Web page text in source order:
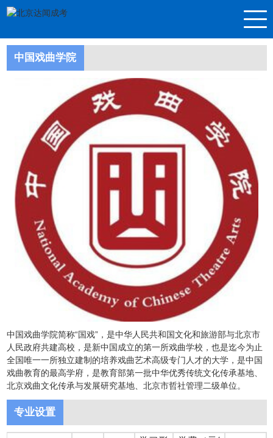
中国戏曲学院
中国戏曲学院简称“国戏”，是中华人民共和国文化和旅游部与北京市
人民政府共建高校，是新中国成立的第一所戏曲学校，也是迄今为止
全国唯一一所独立建制的培养戏曲艺术高级专门人才的大学，是中国
戏曲教育的最高学府，是教育部第一批中华优秀传统文化传承基地、
北京戏曲文化传承与发展研究基地、北京市哲社管理二级单位。
专业设置